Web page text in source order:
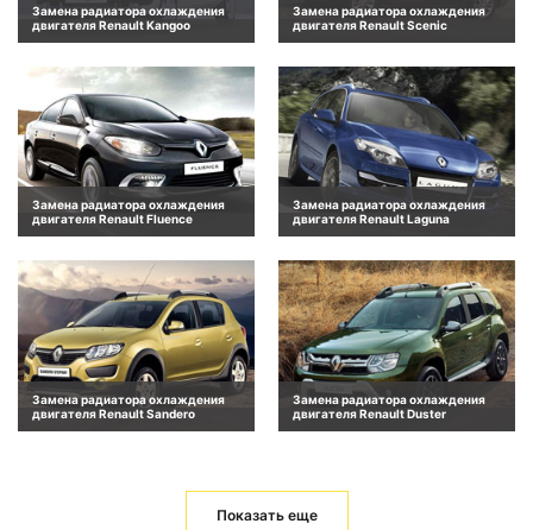
Замена радиатора охлаждения
двигателя Renault Kangoo
Замена радиатора охлаждения
двигателя Renault Scenic
Замена радиатора охлаждения
двигателя Renault Fluence
Замена радиатора охлаждения
двигателя Renault Laguna
Замена радиатора охлаждения
двигателя Renault Sandero
Замена радиатора охлаждения
двигателя Renault Duster
Показать еще